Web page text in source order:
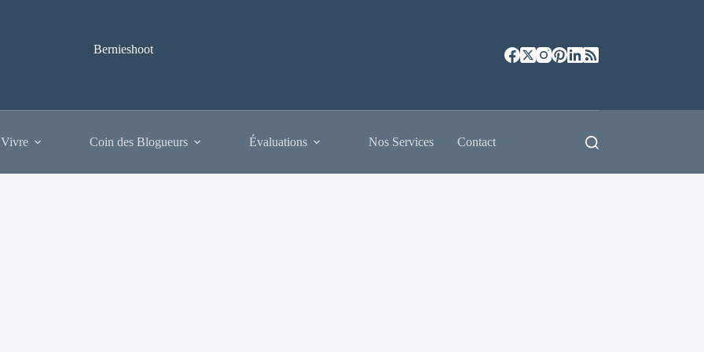
Bernieshoot
Coin des Blogueurs Évaluations Nos Services Contact